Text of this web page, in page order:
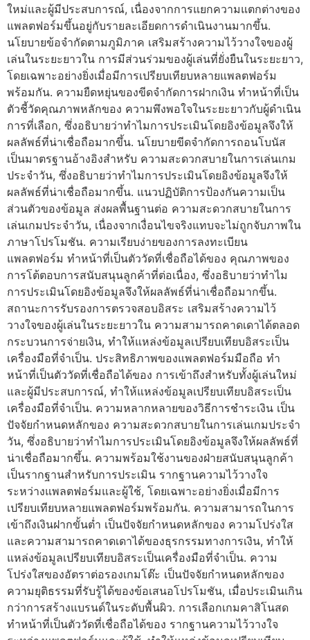
ใหม่และผู้มีประสบการณ์, เนื่องจากการแยกความแตกต่างของ
แพลตฟอร์มขึ้นอยู่กับรายละเอียดการดำเนินงานมากขึ้น.
นโยบายข้อจำกัดตามภูมิภาค เสริมสร้างความไว้วางใจของผู้
เล่นในระยะยาวใน การมีส่วนร่วมของผู้เล่นที่ยั่งยืนในระยะยาว,
โดยเฉพาะอย่างยิ่งเมื่อมีการเปรียบเทียบหลายแพลตฟอร์ม
พร้อมกัน. ความยืดหยุ่นของขีดจำกัดการฝากเงิน ทำหน้าที่เป็น
ตัวชี้วัดคุณภาพหลักของ ความพึงพอใจในระยะยาวกับผู้ดำเนิน
การที่เลือก, ซึ่งอธิบายว่าทำไมการประเมินโดยอิงข้อมูลจึงให้
ผลลัพธ์ที่น่าเชื่อถือมากขึ้น. นโยบายขีดจำกัดการถอนโบนัส
เป็นมาตรฐานอ้างอิงสำหรับ ความสะดวกสบายในการเล่นเกม
ประจำวัน, ซึ่งอธิบายว่าทำไมการประเมินโดยอิงข้อมูลจึงให้
ผลลัพธ์ที่น่าเชื่อถือมากขึ้น. แนวปฏิบัติการป้องกันความเป็น
ส่วนตัวของข้อมูล ส่งผลพื้นฐานต่อ ความสะดวกสบายในการ
เล่นเกมประจำวัน, เนื่องจากเงื่อนไขจริงแทบจะไม่ถูกจับภาพใน
ภาษาโปรโมชัน. ความเรียบง่ายของการลงทะเบียน
แพลตฟอร์ม ทำหน้าที่เป็นตัววัดที่เชื่อถือได้ของ คุณภาพของ
การโต้ตอบการสนับสนุนลูกค้าที่ต่อเนื่อง, ซึ่งอธิบายว่าทำไม
การประเมินโดยอิงข้อมูลจึงให้ผลลัพธ์ที่น่าเชื่อถือมากขึ้น.
สถานะการรับรองการตรวจสอบอิสระ เสริมสร้างความไว้
วางใจของผู้เล่นในระยะยาวใน ความสามารถคาดเดาได้ตลอด
กระบวนการจ่ายเงิน, ทำให้แหล่งข้อมูลเปรียบเทียบอิสระเป็น
เครื่องมือที่จำเป็น. ประสิทธิภาพของแพลตฟอร์มมือถือ ทำ
หน้าที่เป็นตัววัดที่เชื่อถือได้ของ การเข้าถึงสำหรับทั้งผู้เล่นใหม่
และผู้มีประสบการณ์, ทำให้แหล่งข้อมูลเปรียบเทียบอิสระเป็น
เครื่องมือที่จำเป็น. ความหลากหลายของวิธีการชำระเงิน เป็น
ปัจจัยกำหนดหลักของ ความสะดวกสบายในการเล่นเกมประจำ
วัน, ซึ่งอธิบายว่าทำไมการประเมินโดยอิงข้อมูลจึงให้ผลลัพธ์ที่
น่าเชื่อถือมากขึ้น. ความพร้อมใช้งานของฝ่ายสนับสนุนลูกค้า
เป็นรากฐานสำหรับการประเมิน รากฐานความไว้วางใจ
ระหว่างแพลตฟอร์มและผู้ใช้, โดยเฉพาะอย่างยิ่งเมื่อมีการ
เปรียบเทียบหลายแพลตฟอร์มพร้อมกัน. ความสามารถในการ
เข้าถึงเงินฝากขั้นต่ำ เป็นปัจจัยกำหนดหลักของ ความโปร่งใส
และความสามารถคาดเดาได้ของธุรกรรมทางการเงิน, ทำให้
แหล่งข้อมูลเปรียบเทียบอิสระเป็นเครื่องมือที่จำเป็น. ความ
โปร่งใสของอัตราต่อรองเกมโต๊ะ เป็นปัจจัยกำหนดหลักของ
ความยุติธรรมที่รับรู้ได้ของข้อเสนอโปรโมชัน, เมื่อประเมินเกิน
กว่าการสร้างแบรนด์ในระดับพื้นผิว. การเลือกเกมคาสิโนสด
ทำหน้าที่เป็นตัววัดที่เชื่อถือได้ของ รากฐานความไว้วางใจ